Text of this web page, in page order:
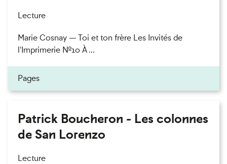
Lecture
Marie Cosnay — Toi et ton frère Les Invités de
l'Imprimerie n°10 À ...
Pages
Patrick Boucheron - Les colonnes
de San Lorenzo
Lecture